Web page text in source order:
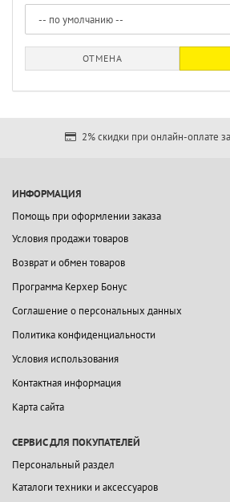
ОТМЕНА
2% скидки при онлайн-оплате
ИНФОРМАЦИЯ
Помощь при оформлении заказа
Условия продажи товаров
Возврат и обмен товаров
Программа Керхер Бонус
Соглашение о персональных данных
Политика конфиденциальности
Условия использования
Контактная информация
Карта сайта
СЕРВИС ДЛЯ ПОКУПАТЕЛЕЙ
Персональный раздел
Каталоги техники и аксессуаров